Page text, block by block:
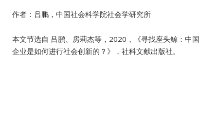
作者：吕鹏，中国社会科学院社会学研究所
本文节选自 吕鹏、房莉杰等，2020，《寻找座头鲸：中国
企业是如何进行社会创新的？》，社科文献出版社。